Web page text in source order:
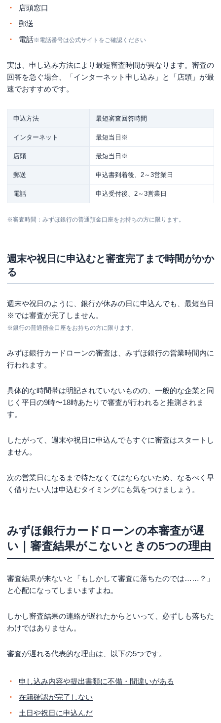
店頭窓口
郵送
電話※電話番号は公式サイトをご確認ください
実は、申し込み方法により最短審査時間が異なります。審査の
回答を急ぐ場合、「インターネット申し込み」と「店頭」が最
速でおすすめです。
申込方法 最短審査回答時間
インターネット 最短当日※
店頭 最短当日※
郵送 申込書到着後、2～3営業日
電話 申込受付後、2～3営業日
※審査時間：みずほ銀行の普通預金口座をお持ちの方に限ります。
週末や祝日に申込むと審査完了まで時間がかか
る
週末や祝日のように、銀行が休みの日に申込んでも、 最短当日
※では審査が完了しません。
※銀行の普通預金口座をお持ちの方に限ります。
みずほ銀行カードローンの審査は、みずほ銀行の営業時間内に
行われます。
具体的な時間帯は明記されていないものの、一般的な企業と同
じく平日の9時〜18時あたりで審査が行われると推測されま
す。
したがって、週末や祝日に申込んでもすぐに審査はスタートし
ません。
次の営業日になるまで待たなくてはならないため、なるべく早
く借りたい人は申込むタイミングにも気をつけましょう。
みずほ銀行カードローンの本審査が遅
い｜審査結果がこないときの5つの理由
審査結果が来ないと「もしかして審査に落ちたのでは……？」
と心配になってしまいますよね。
しかし審査結果の連絡が遅れたからといって、必ずしも落ちた
わけではありません。
審査が遅れる代表的な理由は、以下の5つです。
申し込み内容や提出書類に不備・間違いがある
在籍確認が完了しない
土日や祝日に申込んだ